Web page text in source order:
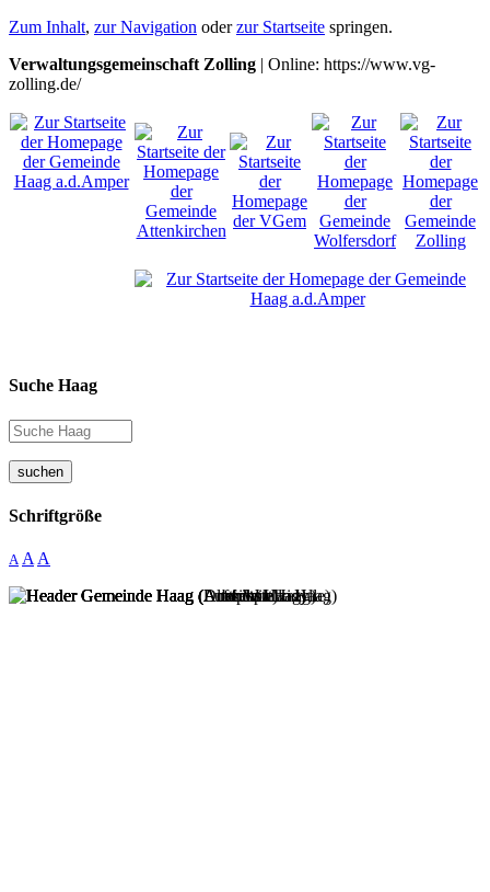
Zum Inhalt, zur Navigation oderzur Startseite springen.
Verwaltungsgemeinschaft Zolling | Online: https://www.vg-
zolling.de/
Suche Haag
suchen
Schriftgröße
A A A